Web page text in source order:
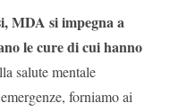
MDA si impegna a
le cure di cui hanno
salute mentale
forniamo ai